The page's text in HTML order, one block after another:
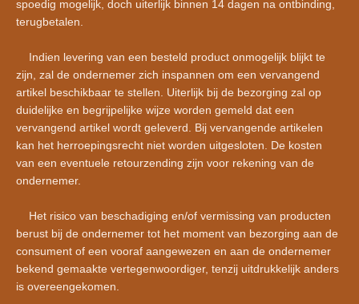
spoedig mogelijk, doch uiterlijk binnen 14 dagen na ontbinding,
terugbetalen.
Indien levering van een besteld product onmogelijk blijkt te
zijn, zal de ondernemer zich inspannen om een vervangend
artikel beschikbaar te stellen. Uiterlijk bij de bezorging zal op
duidelijke en begrijpelijke wijze worden gemeld dat een
vervangend artikel wordt geleverd. Bij vervangende artikelen
kan het herroepingsrecht niet worden uitgesloten. De kosten
van een eventuele retourzending zijn voor rekening van de
ondernemer.
Het risico van beschadiging en/of vermissing van producten
berust bij de ondernemer tot het moment van bezorging aan de
consument of een vooraf aangewezen en aan de ondernemer
bekend gemaakte vertegenwoordiger, tenzij uitdrukkelijk anders
is overeengekomen.